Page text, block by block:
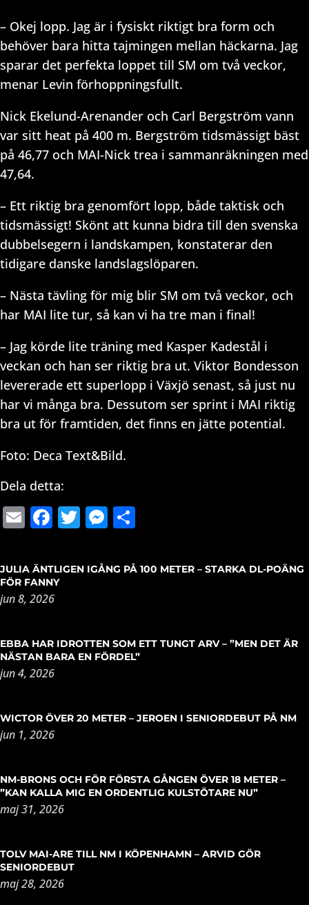
– Okej lopp. Jag är i fysiskt riktigt bra form och
behöver bara hitta tajmingen mellan häckarna. Jag
sparar det perfekta loppet till SM om två veckor,
menar Levin förhoppningsfullt.
Nick Ekelund-Arenander och Carl Bergström vann
var sitt heat på 400 m. Bergström tidsmässigt bäst
på 46,77 och MAI-Nick trea i sammanräkningen med
47,64.
– Ett riktig bra genomfört lopp, både taktisk och
tidsmässigt! Skönt att kunna bidra till den svenska
dubbelsegern i landskampen, konstaterar den
tidigare danske landslagslöparen.
– Nästa tävling för mig blir SM om två veckor, och
har MAI lite tur, så kan vi ha tre man i final!
– Jag körde lite träning med Kasper Kadestål i
veckan och han ser riktig bra ut. Viktor Bondesson
levererade ett superlopp i Växjö senast, så just nu
har vi många bra. Dessutom ser sprint i MAI riktig
bra ut för framtiden, det finns en jätte potential.
Foto: Deca Text&Bild.
Dela detta:
EmailFacebook
TwitterMessenger
JULIA ÄNTLIGEN IGÅNG PÅ 100 METER – STARKA DL-POÄNG
FÖR FANNY
jun 8, 2026
EBBA HAR IDROTTEN SOM ETT TUNGT ARV – ”MEN DET ÄR
NÄSTAN BARA EN FÖRDEL”
jun 4, 2026
WICTOR ÖVER 20 METER – JEROEN I SENIORDEBUT PÅ NM
jun 1, 2026
NM-BRONS OCH FÖR FÖRSTA GÅNGEN ÖVER 18 METER –
”KAN KALLA MIG EN ORDENTLIG KULSTÖTARE NU”
maj 31, 2026
TOLV MAI-ARE TILL NM I KÖPENHAMN – ARVID GÖR
SENIORDEBUT
maj 28, 2026